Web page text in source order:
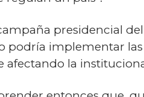
presidencial
podría implementar
afectando la